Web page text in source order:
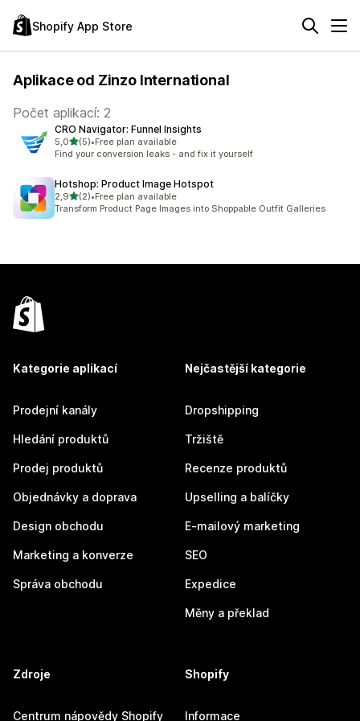
Shopify App Store
Aplikace od Zinzo International
Počet aplikací: 2
CRO Navigator: Funnel Insights
5,0z 5 hvězd
(5)
Celkový počet recenzí: 5
•Free plan available
Find your conversion leaks - and fix it yourself
Hotshop: Product Image Hotspot
2,9z 5 hvězd
(2)
Celkový počet recenzí: 2
•Free plan available
Transform Product Page Images into Shoppable Outfit Galleries
Kategorie aplikací
Prodejní kanály
Hledání produktů
Prodej produktů
Objednávky a doprava
Design obchodu
Marketing a konverze
Správa obchodu
Nejčastější kategorie
Dropshipping
Tržiště
Recenze produktů
Upselling a balíčky
E-mailový marketing
SEO
Expedice
Měny a překlad
Zdroje
Centrum nápovědy Shopify
Shopify
Informace